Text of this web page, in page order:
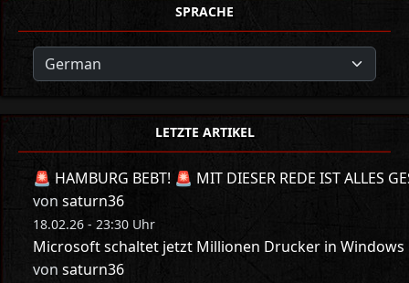
SPRACHE
LETZTE ARTIKEL
🚨 HAMBURG BEBT! 🚨 MIT DIESER REDE IST ALLES
von saturn36
18.02.26 - 23:30 Uhr
Microsoft schaltet jetzt Millionen Drucker in Windows
von saturn36